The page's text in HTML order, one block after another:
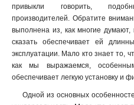
привыкли говорить,
производителей. Обратите
выполнена из, как многие думают,
сказать обеспечивает ей
эксплуатации. Мало кто знает то,
как мы выражаемся,
обеспечивает легкую установку и
Одной из основных